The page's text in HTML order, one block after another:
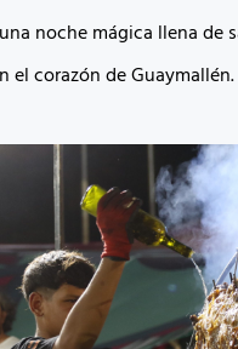
noche mágica llena de
el corazón de Guaymallén.